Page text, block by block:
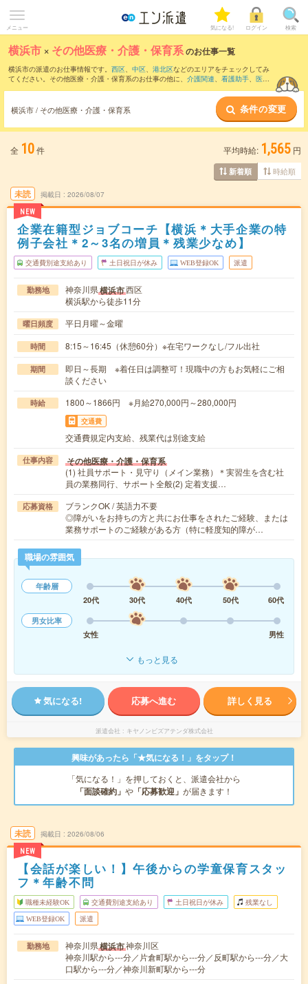
メニュー 気になる! ログイン 検索
横浜市 × その他医療・介護・保育系のお仕事一覧
横浜市の派遣のお仕事情報です。 西区、 中区、 港北区などのエリアをチェックしてみ
てください。その他医療・介護・保育系のお仕事の他に、 介護関連、 看護助手、 医療
横浜市 / その他医療・介護・保育系 条件の変更
全 10件 平均時給: 1,565 円
新着順 時給順
未読
NEW
掲載日 2026/08/07
企業在籍型ジョブコーチ【横浜＊大手企業の特
例子会社＊2～3名の増員＊残業少なめ】
交通費別途支給あり 土日祝日が休み WEB登録OK 派遣
勤務地 神奈川県横浜市西区
横浜駅から徒歩11分
曜日頻度 平日月曜～金曜
時間 8:15～16:45（休憩60分）※在宅ワークなし/フル出社
期間
即日～長期 ※着任日は調整可！現職中の方もお気軽にご相
談ください
時給 1800～1866円 ※月給270,000円～280,000円
交通費
交通費規定内支給、残業代は別途支給
仕事内容 その他医療・介護・保育系
(1) 社員サポート・見守り（メイン業務）＊実習生を含む社
員の業務同行、サポート全般(2) 定着支援…
応募資格
ブランクOK / 英語力不要
◎障がいをお持ちの方と共にお仕事をされたご経験、または
業務サポートのご経験がある方（特に軽度知的障が…
職場の雰囲気
年齢層
20代
30代 40代 50代
60代
男女比率
女性
男性
もっと見る
気になる! 応募へ進む 詳しく見る
派遣会社 キヤノンビズアテンダ株式会社
興味があったら「★気になる！」をタップ！
「気になる！」を押しておくと、派遣会社から
「面談確約」 や 「応募歓迎」 が届きます！
未読
NEW
掲載日 2026/08/06
【会話が楽しい！】午後からの学童保育スタッ
フ＊年齢不問
職種未経験OK 交通費別途支給あり 土日祝日が休み 残業なし
WEB登録OK 派遣
勤務地 神奈川県横浜市神奈川区
神奈川駅から---分／片倉町駅から---分／反町駅から---分／大
口駅から---分／神奈川新町駅から---分